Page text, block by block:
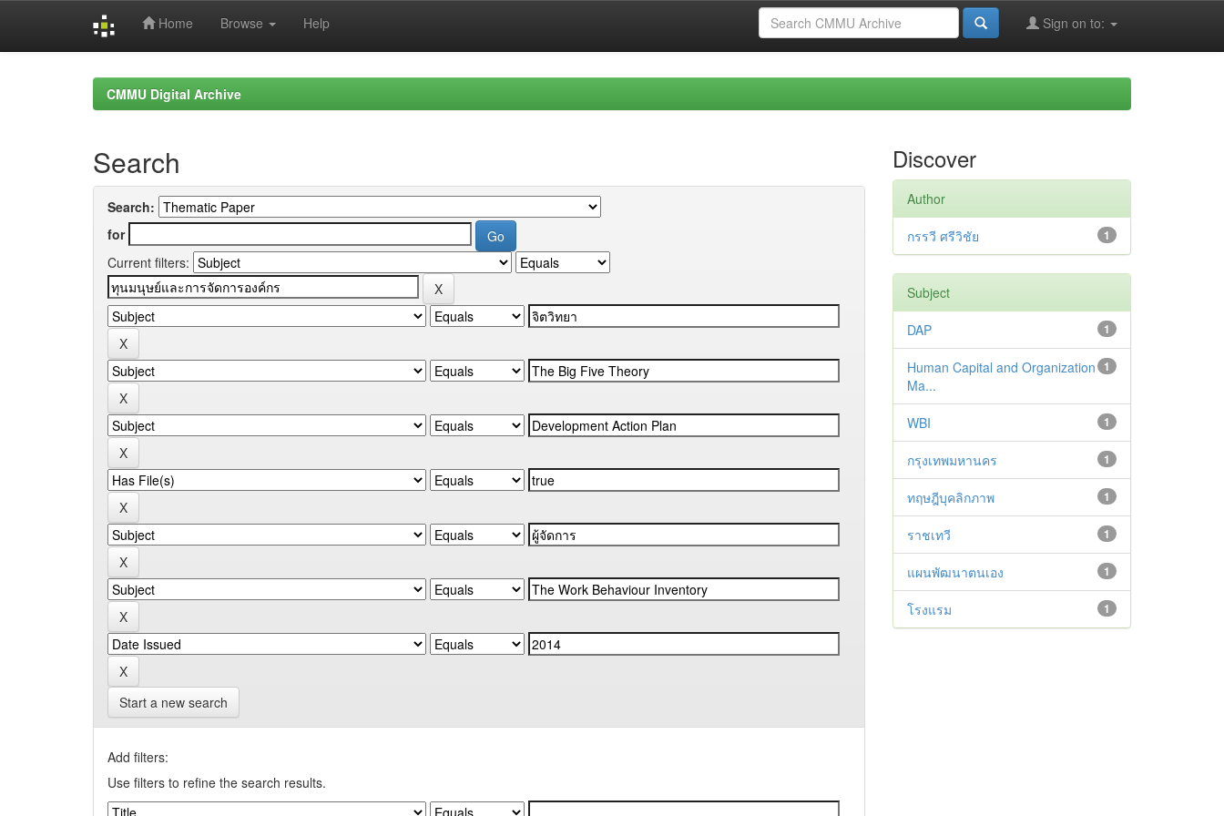
Home Browse Help Sign on to:
CMMU Digital Archive
Search
Search:
for
Current filters:
Start a new search
Add filters:
Use filters to refine the search results.
Discover
Author
1
กรรวี ศรีวิชัย
Subject
1
DAP
1
Human Capital and Organization
Ma...
1
WBI
1
กรุงเทพมหานคร
1
ทฤษฎีบุคลิกภาพ
1
ราชเทวี
1
แผนพัฒนาตนเอง
1
โรงแรม